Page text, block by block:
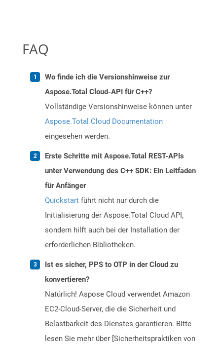
FAQ
Wo finde ich die Versionshinweise zur
Aspose.Total Cloud-API für C++?
Vollständige Versionshinweise können unter
Aspose.Total Cloud Documentation
eingesehen werden.
Erste Schritte mit Aspose.Total REST-APIs
unter Verwendung des C++ SDK: Ein Leitfaden
für Anfänger
Quickstart führt nicht nur durch die
Initialisierung der Aspose.Total Cloud API,
sondern hilft auch bei der Installation der
erforderlichen Bibliotheken.
Ist es sicher, PPS to OTP in der Cloud zu
konvertieren?
Natürlich! Aspose Cloud verwendet Amazon
EC2-Cloud-Server, die die Sicherheit und
Belastbarkeit des Dienstes garantieren. Bitte
lesen Sie mehr über [Sicherheitspraktiken von